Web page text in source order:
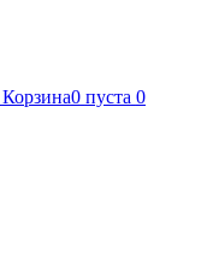
Корзина0 пуста 0